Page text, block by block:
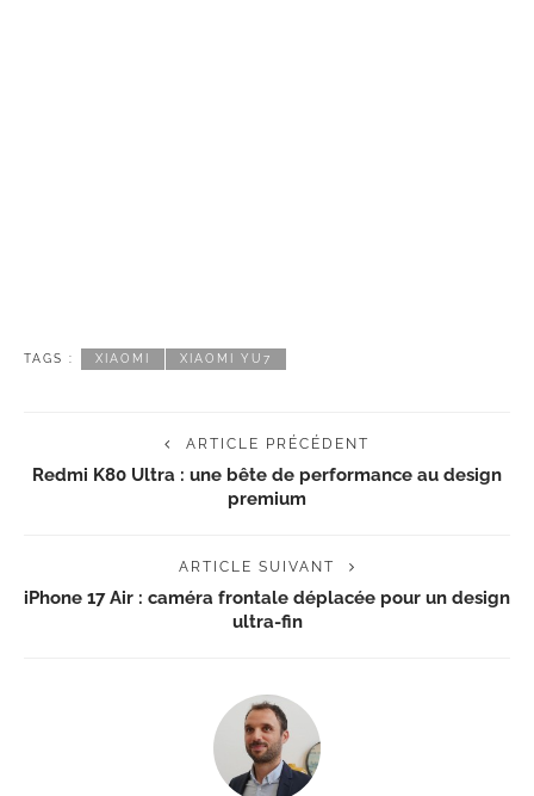
TAGS : XIAOMI XIAOMI YU7
ARTICLE PRÉCÉDENT
Redmi K80 Ultra : une bête de performance au design
premium
ARTICLE SUIVANT
iPhone 17 Air : caméra frontale déplacée pour un design
ultra-fin